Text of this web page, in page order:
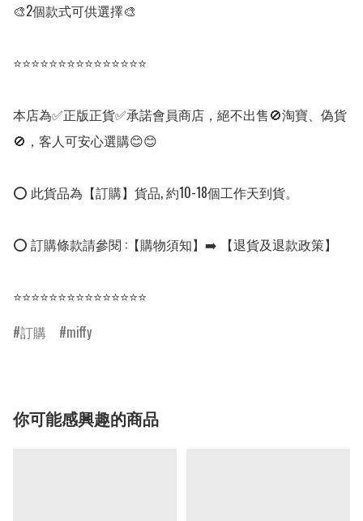
🎨2個款式可供選擇🎨
⭐⭐⭐⭐⭐⭐⭐⭐⭐⭐⭐⭐⭐⭐⭐
本店為✅正版正貨✅承諾會員商店，絕不出售🚫淘寶、偽貨
🚫，客人可安心選購😊😊
⭕ 此貨品為【訂購】貨品, 約10-18個工作天到貨。
⭕ 訂購條款請參閱 :【購物須知】➡️ 【退貨及退款政策】
⭐⭐⭐⭐⭐⭐⭐⭐⭐⭐⭐⭐⭐⭐⭐
訂購
miffy
你可能感興趣的商品